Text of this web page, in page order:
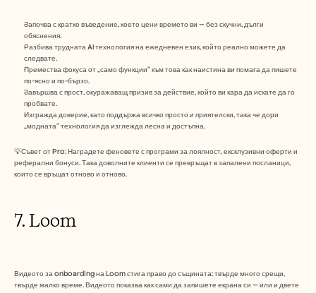
Започва с кратко въведение, което цени времето ви — без скучни, дълги
обяснения.
Разбива трудната AI технология на ежедневен език, който реално можете да
следвате.
Премества фокуса от „само функции“ към това как наистина ви помага да пишете
по-ясно и по-бързо.
Завършва с прост, окуражаващ призив за действие, който ви кара да искате да го
пробвате.
Изгражда доверие, като поддържа всичко просто и приятелски, така че дори
„модната“ технология да изглежда лесна и достъпна.
💡Съвет от Pro: Наградете феновете с програми за лоялност, ексклузивни оферти и
реферални бонуси. Така доволните клиенти се превръщат в запалени посланици,
които се връщат отново и отново.
7. Loom
Видеото за onboarding на Loom стига право до същината: твърде много срещи,
твърде малко време. Видеото показва как сами да запишете екрана си — или и двете